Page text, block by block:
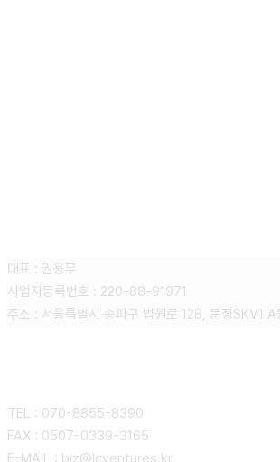
대표 : 권용무
사업자등록번호 : 220-88-91971
주소 : 서울특별시 송파구 법원로 128, 문정SKV1 A
TEL : 070-8855-8390
FAX : 0507-0339-3165
E-MAIL : biz@lcventures.kr